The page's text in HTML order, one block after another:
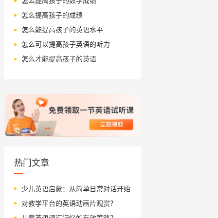
怎么提高孩子的成绩
怎么能提高孩子的英语水平
怎么可以提高孩子英语的听力
怎么才能提高孩子的英语
热门文章
少儿英语启蒙：从简单日常对话开始
对教学平台的英语动画片观赏？